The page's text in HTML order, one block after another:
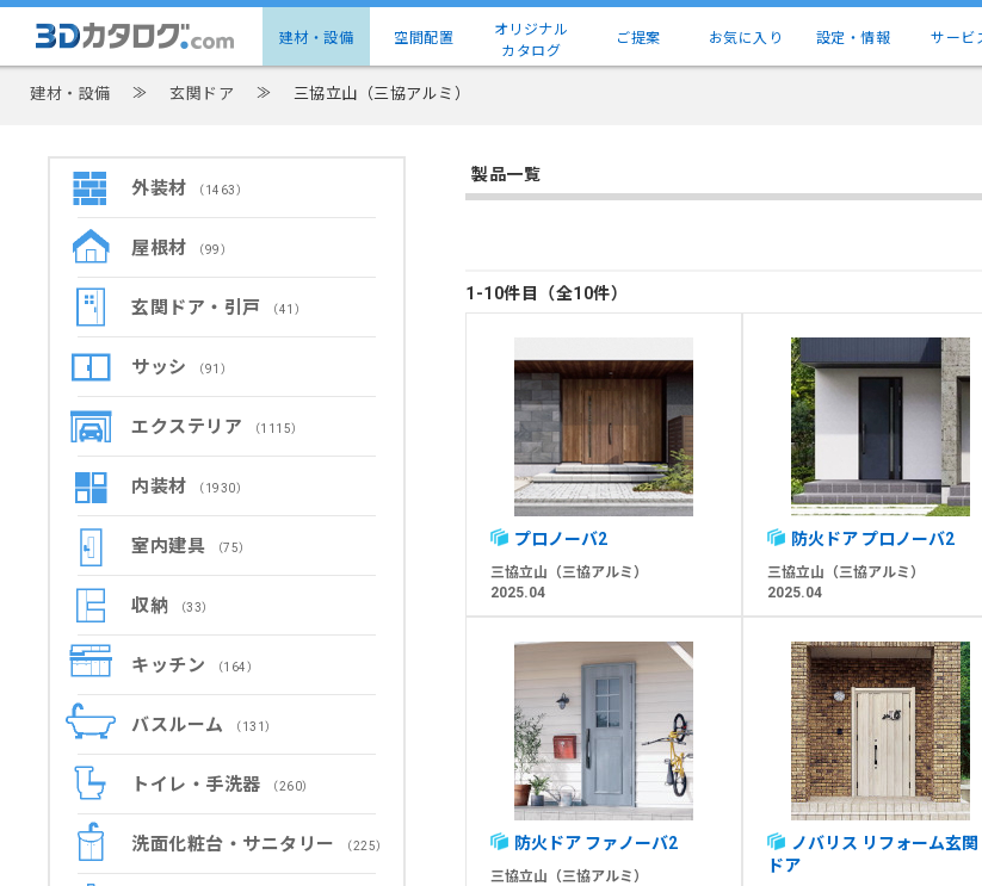
建材・設備 空間配置
オリジナル
カタログ
ご提案 お気に入り 設定・情報 サービ
建材・設備 ≫ 玄関ドア ≫ 三協立山（三協アルミ）
外装材 （1463）
屋根材 （99）
玄関ドア・引戸 （41）
サッシ （91）
エクステリア （1115）
内装材 （1930）
室内建具 （75）
収納 （33）
キッチン （164）
バスルーム （131）
トイレ・手洗器 （260）
洗面化粧台・サニタリー （225）
製品一覧
1-10件目（全10件）
プロノーバ2
三協立山（三協アルミ）
2025.04
防火ドア プロノーバ2
三協立山（三協アルミ）
2025.04
防火ドア ファノーバ2
三協立山（三協アルミ）
ノバリス リフォーム玄関
ドア